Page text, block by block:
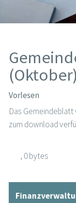
(Oktober)
Vorlesen
Das
zum download
, 0 bytes